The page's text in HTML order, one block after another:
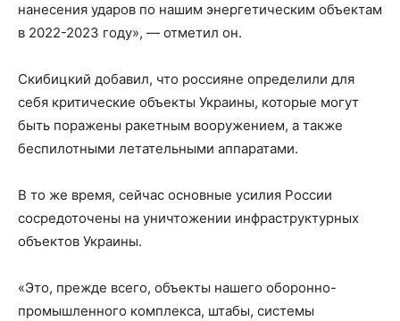
нанесения ударов по нашим энергетическим объектам
в 2022-2023 году», — отметил он.
Скибицкий добавил, что россияне определили для
себя критические объекты Украины, которые могут
быть поражены ракетным вооружением, а также
беспилотными летательными аппаратами.
В то же время, сейчас основные усилия России
сосредоточены на уничтожении инфраструктурных
объектов Украины.
«Это, прежде всего, объекты нашего оборонно-
промышленного комплекса, штабы, системы